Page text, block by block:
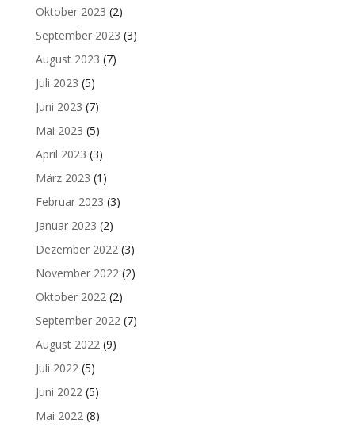
Oktober 2023 (2)
September 2023 (3)
August 2023 (7)
Juli 2023 (5)
Juni 2023 (7)
Mai 2023 (5)
April 2023 (3)
März 2023 (1)
Februar 2023 (3)
Januar 2023 (2)
Dezember 2022(3)
November 2022(2)
Oktober 2022(2)
September 2022(7)
August 2022(9)
Juli 2022(5)
Juni 2022(5)
Mai 2022(8)